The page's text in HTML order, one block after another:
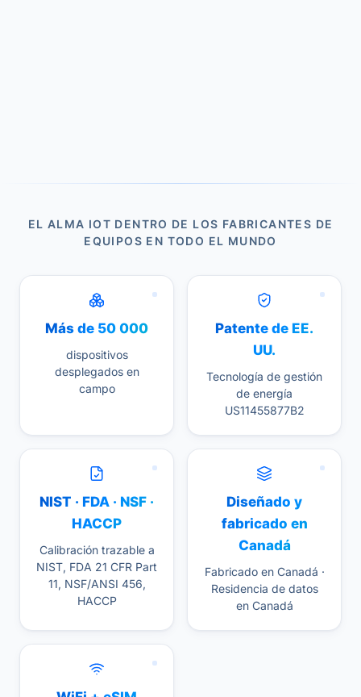
EL ALMA IOT DENTRO DE LOS FABRICANTES DE
EQUIPOS EN TODO EL MUNDO
Más de 50 000
dispositivos
desplegados en
campo
Patente de EE.
UU.
Tecnología de gestión
de energía
US11455877B2
NIST · FDA · NSF ·
HACCP
Calibración trazable a
NIST, FDA 21 CFR Part
11, NSF/ANSI 456,
HACCP
Diseñado y
fabricado en
Canadá
Fabricado en Canadá ·
Residencia de datos
en Canadá